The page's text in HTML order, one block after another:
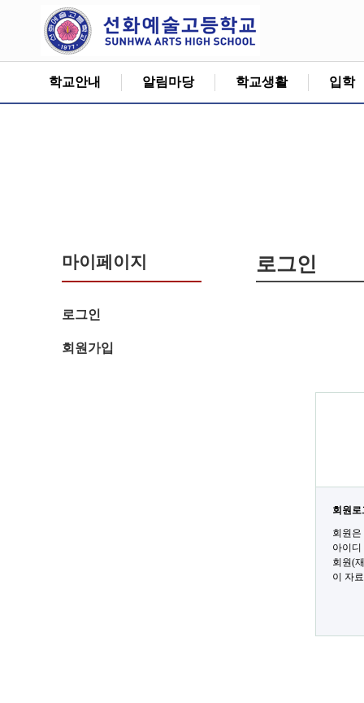
학교안내 알림마당 학교생활 입학
마이페이지
로그인
회원가입
로그인
회원로
회원
아이
회원(
이 자